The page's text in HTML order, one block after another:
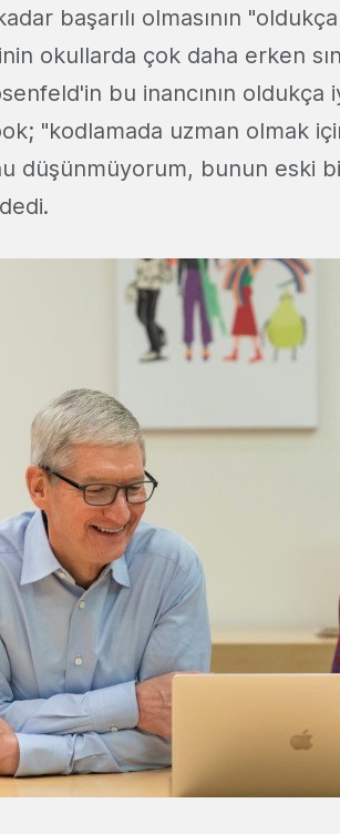
başarılı olmasının
okullarda çok daha erken
bu inancının
"kodlamada uzman olmak
düşünmüyorum, bunun eski